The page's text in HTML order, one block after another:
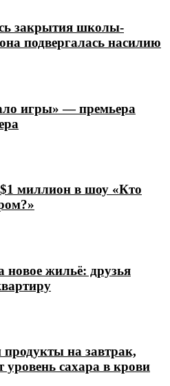
закрытия школы-
подвергалась насилию
игры» — премьера
миллион в шоу «Кто
новое жильё: друзья
на завтрак,
сахара в крови